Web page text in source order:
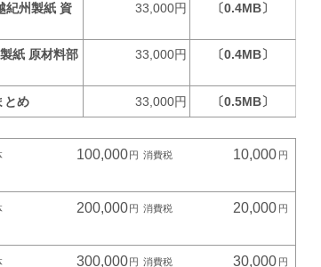
紀州製紙 資
33,000円 〔0.4MB〕
紙 原材料部
33,000円 〔0.4MB〕
とめ 33,000円 〔0.5MB〕
100,000 10,000
200,000 20,000
300,000 30,000